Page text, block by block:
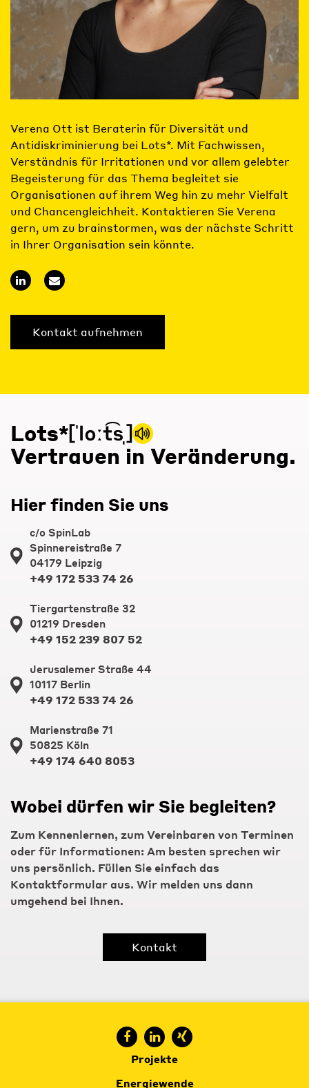
Verena Ott ist Beraterin für Diversität und
Antidiskriminierung bei Lots*. Mit Fachwissen,
Verständnis für Irritationen und vor allem gelebter
Begeisterung für das Thema begleitet sie
Organisationen auf ihrem Weg hin zu mehr Vielfalt
und Chancengleichheit. Kontaktieren Sie Verena
gern, um zu brainstormen, was der nächste Schritt
in Ihrer Organisation sein könnte.
Kontakt aufnehmen
Lots*
Vertrauen in Veränderung.
Hier finden Sie uns
c/o SpinLab
Spinnereistraße 7
04179 Leipzig
+49 172 533 74 26
Tiergartenstraße 32
01219 Dresden
+49 152 239 807 52
Jerusalemer Straße 44
10117 Berlin
+49 172 533 74 26
Marienstraße 71
50825 Köln
+49 174 640 8053
Wobei dürfen wir Sie begleiten?
Zum Kennenlernen, zum Vereinbaren von Terminen
oder für Informationen: Am besten sprechen wir
uns persönlich. Füllen Sie einfach das
Kontaktformular aus. Wir melden uns dann
umgehend bei Ihnen.
Kontakt
Projekte
Energiewende